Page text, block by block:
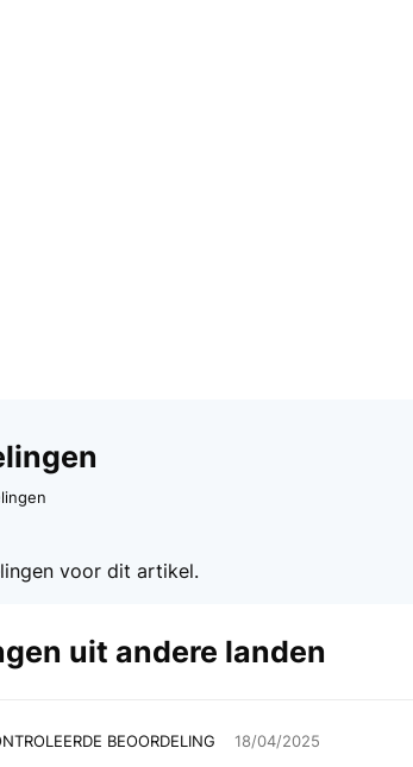
voor dit artikel.
uit andere landen
BEOORDELING 18/04/2025